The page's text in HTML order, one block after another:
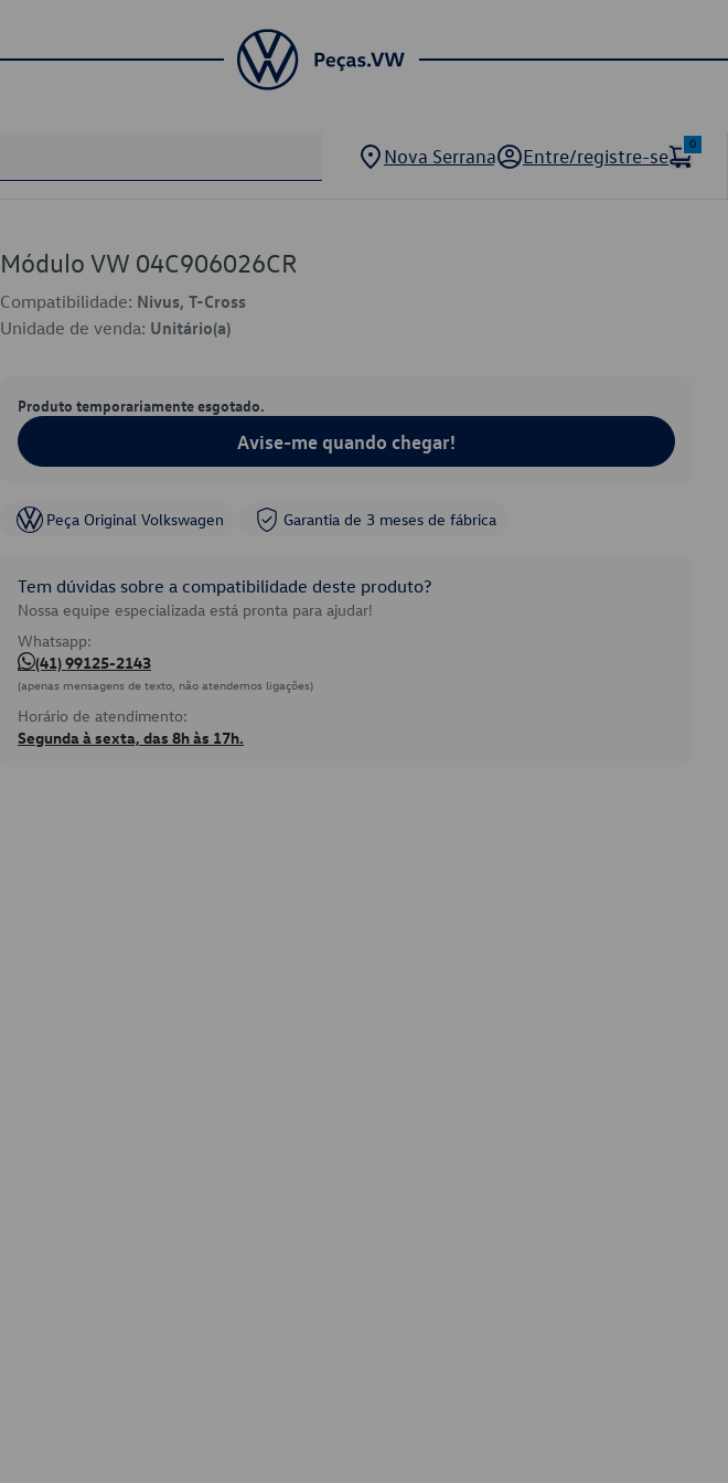
Nova Serrana Entre/registre-se
0
Módulo VW 04C906026CR
Compatibilidade: Nivus, T-Cross
Unidade de venda: Unitário(a)
Produto temporariamente esgotado.
Avise-me quando chegar!
Peça Original Volkswagen Garantia de 3 meses de fábrica
Tem dúvidas sobre a compatibilidade deste produto?
Nossa equipe especializada está pronta para ajudar!
Whatsapp:
(41) 99125-2143
(apenas mensagens de texto, não atendemos ligações)
Horário de atendimento:
Segunda à sexta, das 8h às 17h.